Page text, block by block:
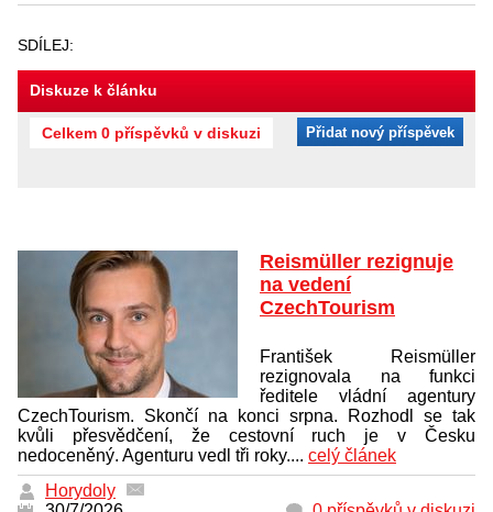
SDÍLEJ:
Diskuze k článku
Celkem 0 příspěvků v diskuzi Přidat nový příspěvek
Reismüller rezignuje
na vedení
CzechTourism
František Reismüller
rezignovala na funkci
ředitele vládní agentury
CzechTourism. Skončí na konci srpna. Rozhodl se tak
kvůli přesvědčení, že cestovní ruch je v Česku
nedoceněný. Agenturu vedl tři roky.... celý článek
Horydoly